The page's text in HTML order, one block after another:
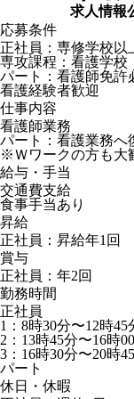
求人情報
応募条件
正社員：専修学校以
専攻課程：看護学
パート：看護師免許
看護経験者歓迎
仕事内容
看護師業務
パート：看護業務へ
※Ｗワークの方も大
給与・手当
交通費支給
食事手当あり
昇給
正社員：昇給年1回
賞与
正社員：年2回
勤務時間
正社員
1：8時30分〜12時45
2：13時45分〜16時
3：16時30分〜20時
パート
休日・休暇